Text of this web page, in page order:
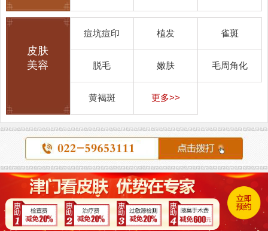
皮肤
美容
痘坑痘印 植发 雀斑
脱毛 嫩肤 毛周角化
黄褐斑 更多>>